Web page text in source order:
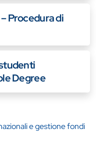
e gestione fondi
Procedura di
Degree